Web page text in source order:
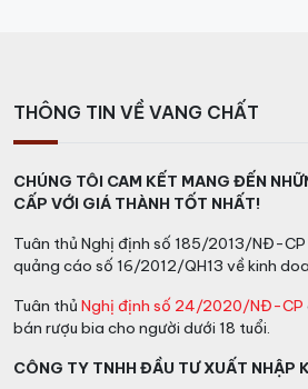
THÔNG TIN VỀ VANG CHẤT
CHÚNG TÔI CAM KẾT MANG ĐẾN
CẤP VỚI GIÁ THÀNH TỐT NHẤT!
Tuân thủ Nghị định số 185/2013/NĐ-
quảng cáo số 16/2012/QH13 về kinh
Tuân thủ Nghị định số 24/2020/NĐ-CP
bán rượu bia cho người dưới 18 tuổi.
CÔNG TY TNHH ĐẦU TƯ XUẤT NHẬP